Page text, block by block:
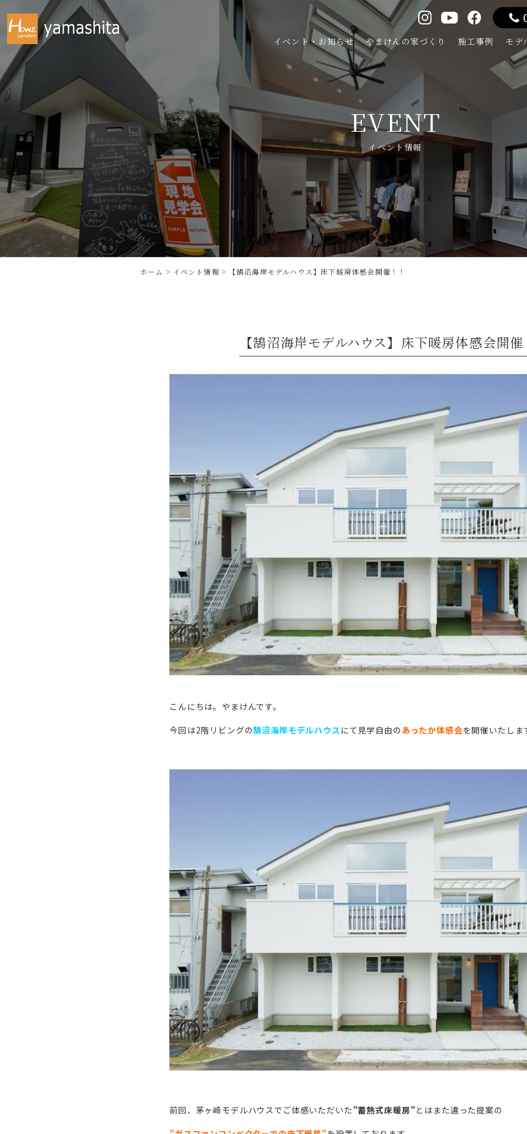
イベント・お知らせ やまけんの家づくり 施工事例 モデ
EVENT
イベント情報
ホーム イベント情報 【鵠沼海岸モデルハウス】床下暖房体感会開催！！
【鵠沼海岸モデルハウス】床下暖房体感会開
こんにちは。やまけんです。
今回は2階リビングの鵠沼海岸モデルハウス にて見学自由の あったか体感会を開催いたしま
前回、茅ヶ崎モデルハウスでご体感いただいた”蓄熱式床暖房”とはまた違った提案の